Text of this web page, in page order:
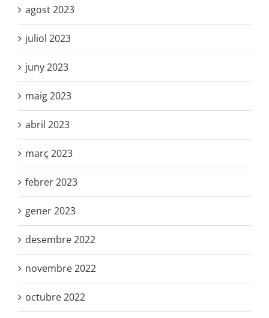
agost 2023
juliol 2023
juny 2023
maig 2023
abril 2023
març 2023
febrer 2023
gener 2023
desembre 2022
novembre 2022
octubre 2022